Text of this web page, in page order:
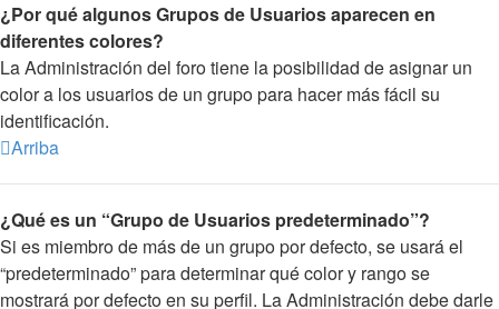
¿Por qué algunos Grupos de Usuarios aparecen en
diferentes colores?
La Administración del foro tiene la posibilidad de asignar un
color a los usuarios de un grupo para hacer más fácil su
identificación.
Arriba
¿Qué es un “Grupo de Usuarios predeterminado”?
Si es miembro de más de un grupo por defecto, se usará el
“predeterminado” para determinar qué color y rango se
mostrará por defecto en su perfil. La Administración debe darle